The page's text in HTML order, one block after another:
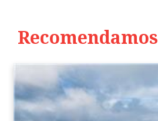
Recomendamos